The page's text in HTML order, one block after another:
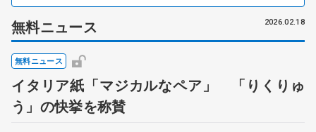
無料ニュース 2026.02.18
無料ニュース
イタリア紙「マジカルなペア」 「りくりゅ
う」の快挙を称賛